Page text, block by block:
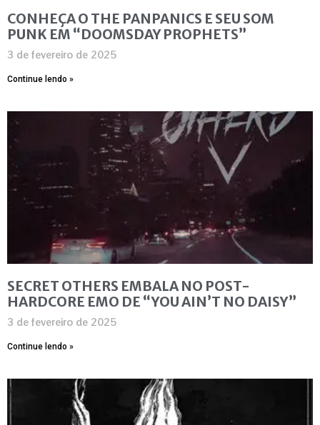
CONHEÇA O THE PANPANICS E SEU SOM
PUNK EM “DOOMSDAY PROPHETS”
3 de fevereiro de 2025
Continue lendo »
SECRET OTHERS EMBALA NO POST-
HARDCORE EMO DE “YOU AIN’T NO DAISY”
3 de fevereiro de 2025
Continue lendo »